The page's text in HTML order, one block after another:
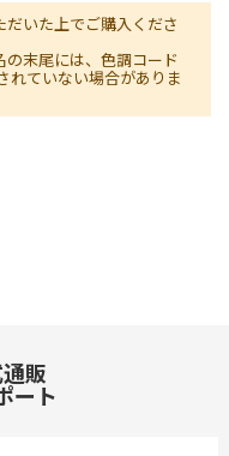
いた上でご購入くださ
末尾には、色調コード
れていない場合がありま
販
ート